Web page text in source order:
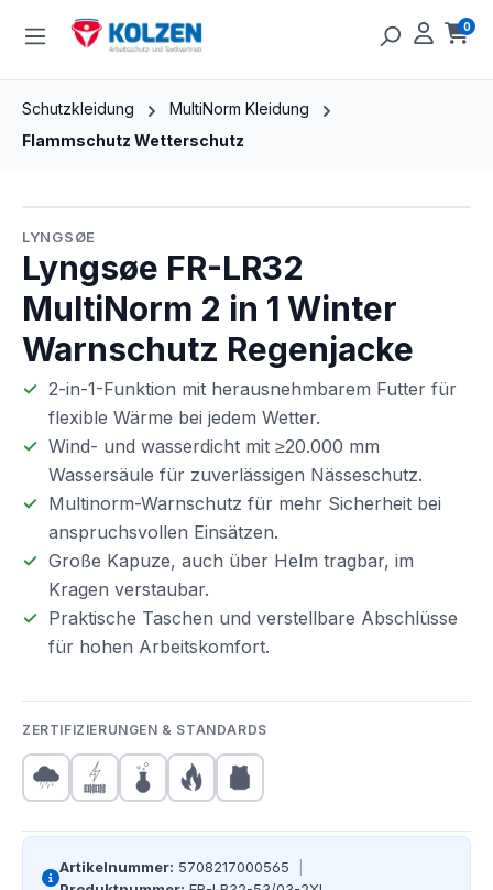
Zum Hauptinhalt springen 0
Schutzkleidung
MultiNorm Kleidung
Flammschutz Wetterschutz
LYNGSØE
Lyngsøe FR-LR32
MultiNorm 2 in 1 Winter
Warnschutz Regenjacke
2-in-1-Funktion mit herausnehmbarem Futter für
flexible Wärme bei jedem Wetter.
Wind- und wasserdicht mit ≥20.000 mm
Wassersäule für zuverlässigen Nässeschutz.
Multinorm-Warnschutz für mehr Sicherheit bei
anspruchsvollen Einsätzen.
Große Kapuze, auch über Helm tragbar, im
Kragen verstaubar.
Praktische Taschen und verstellbare Abschlüsse
für hohen Arbeitskomfort.
ZERTIFIZIERUNGEN & STANDARDS
Artikelnummer: 5708217000565